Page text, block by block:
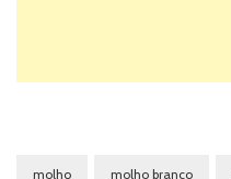
molho molho branco